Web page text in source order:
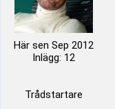
Här sen Sep 2012
Inlägg: 12
Trådstartare